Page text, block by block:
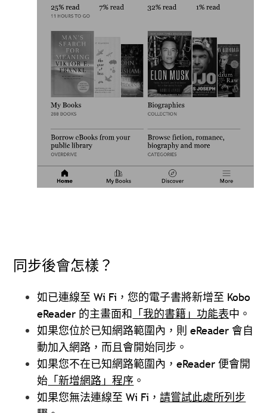
同步後會怎樣？
如已連線至 Wi Fi，您的電子書將新增至 Kobo
eReader 的主畫面和 「我的書籍」功能表中。
如果您位於已知網路範圍內，則 eReader 會自
動加入網路，而且會開始同步。
如果您不在已知網路範圍內，eReader 便會開
始 「新增網路」程序 。
如果您無法連線至 Wi Fi，請嘗試此處所列步